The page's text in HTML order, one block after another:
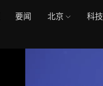
要闻 北京 科技